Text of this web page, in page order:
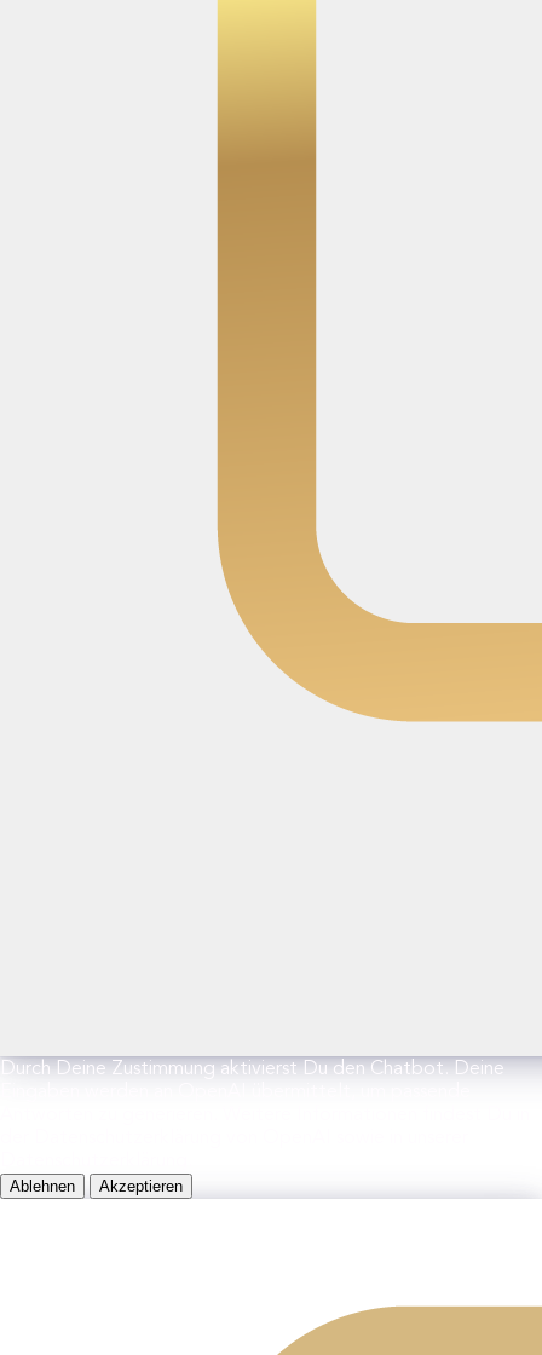
Durch Deine Zustimmung aktivierst Du den Chatbot. Deine
Ablehnen Akzeptieren